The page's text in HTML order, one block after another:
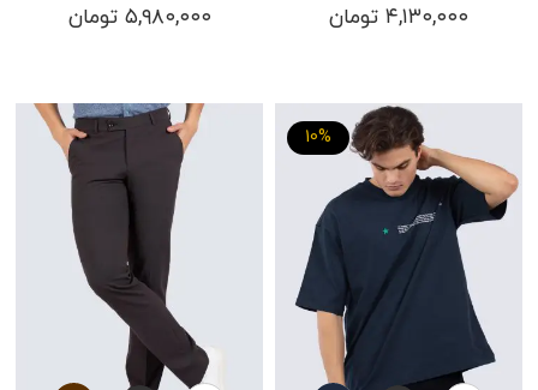
۴,۱۳۰,۰۰۰ تومان ۵,۹۸۰,۰۰۰ تومان
10%